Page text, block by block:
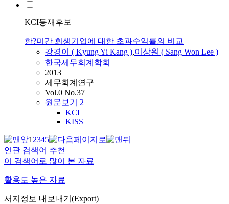
KCI등재후보
한?미간 회생기업에 대한 초과수익률의 비교
강경이 ( Kyung Yi Kang ),이상원 ( Sang Won Lee )
한국세무회계학회
2013
세무회계연구
Vol.0 No.37
원문보기 2
KCI
KISS
12345
연관 검색어 추천
이 검색어로 많이 본 자료
활용도 높은 자료
서지정보 내보내기(Export)